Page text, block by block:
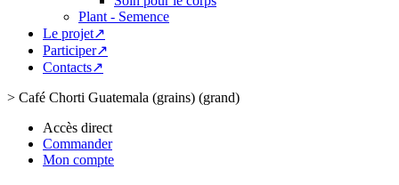
Plant - Semence
Le projet↗
Participer↗
Contacts↗
> Café Chorti Guatemala (grains) (grand)
Accès direct
Commander
Mon compte